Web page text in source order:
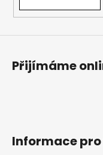
Přijímáme
Informace